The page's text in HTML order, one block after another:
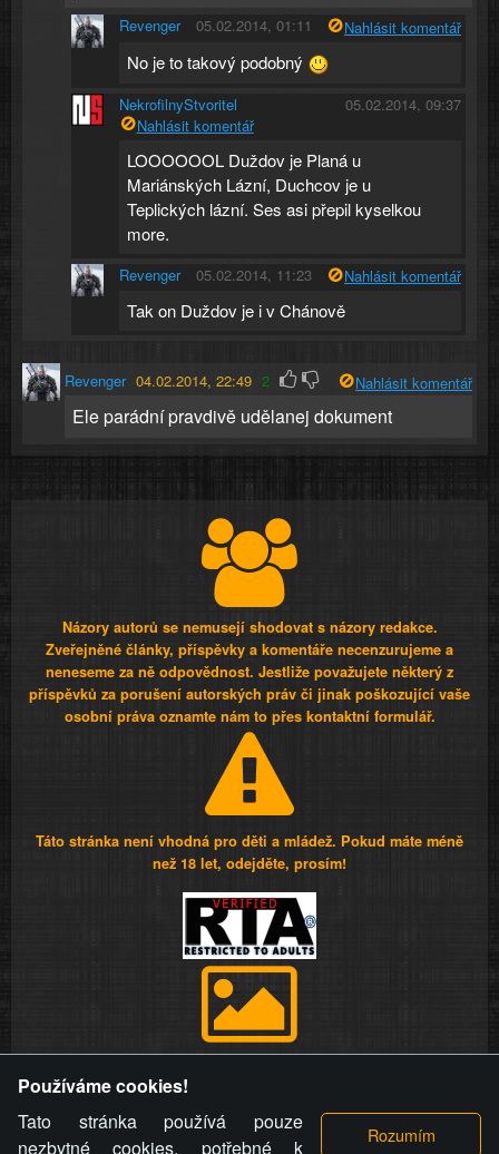
Revenger 05.02.2014, 01:11 Nahlásit komentář
No je to takový podobný
NekrofilnyStvoritel
05.02.2014, 09:37
Nahlásit komentář
LOOOOOOL Duždov je Planá u
Mariánských Lázní, Duchcov je u
Teplických lázní. Ses asi přepil kyselkou
more.
Revenger 05.02.2014, 11:23 Nahlásit komentář
Tak on Duždov je i v Chánově
Revenger 04.02.2014, 22:49 2 Nahlásit komentář
Ele parádní pravdivě udělanej dokument
Názory autorů se nemusejí shodovat s názory redakce.
Zveřejněné články, příspěvky a komentáře necenzurujeme a
neneseme za ně odpovědnost. Jestliže považujete některý z
příspěvků za porušení autorských práv či jinak poškozující vaše
osobní práva oznamte nám to přes kontaktní formulář.
Táto stránka není vhodná pro děti a mládež. Pokud máte méně
než 18 let, odejděte, prosím!
videa a komentáře. Osoba, které se toto opatření provozovatele
stránky týče, ani osoba, která umístila fotografii nebo video na
stránku, nemůže z důvodu odstranění fotografie, videa nebo
Používáme cookies!
Tato stránka používá pouze
nezbytné cookies, potřebné k